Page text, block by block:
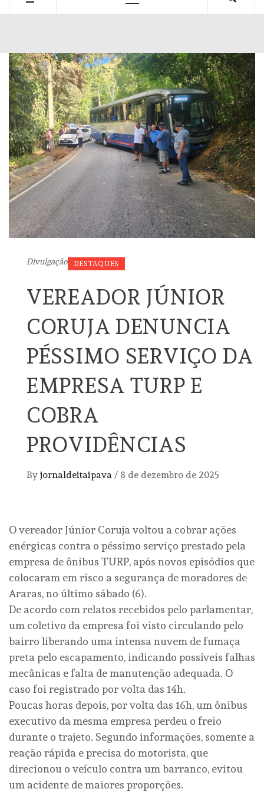
Divulgação DESTAQUES
VEREADOR JÚNIOR
CORUJA DENUNCIA
PÉSSIMO SERVIÇO DA
EMPRESA TURP E
COBRA
PROVIDÊNCIAS
By jornaldeitaipava / 8 de dezembro de 2025
O vereador Júnior Coruja voltou a cobrar ações
enérgicas contra o péssimo serviço prestado pela
empresa de ônibus TURP, após novos episódios que
colocaram em risco a segurança de moradores de
Araras, no último sábado (6).
De acordo com relatos recebidos pelo parlamentar,
um coletivo da empresa foi visto circulando pelo
bairro liberando uma intensa nuvem de fumaça
preta pelo escapamento, indicando possíveis falhas
mecânicas e falta de manutenção adequada. O
caso foi registrado por volta das 14h.
Poucas horas depois, por volta das 16h, um ônibus
executivo da mesma empresa perdeu o freio
durante o trajeto. Segundo informações, somente a
reação rápida e precisa do motorista, que
direcionou o veículo contra um barranco, evitou
um acidente de maiores proporções.